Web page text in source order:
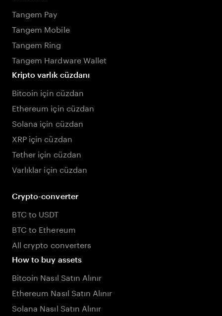
Tangem Pay
Tangem Mobile
Tangem Ring
Tangem Hardware Wallet
Kripto varlık cüzdanı
Bitcoin için cüzdan
Ethereum için cüzdan
Solana için cüzdan
XRP için cüzdan
Tether için cüzdan
Varlıklar için cüzdan
Crypto-converter
BTC to USDT
BTC to Ethereum
All crypto converters
How to buy assets
Bitcoin Nasıl Satın Alınır
Ethereum Nasıl Satın Alınır
Solana Nasıl Satın Alınır